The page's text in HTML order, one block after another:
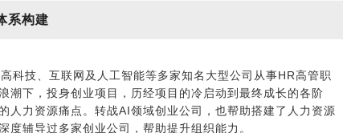
系构建
科技、互联网及人工智能等多家知名大型公司从事HR高管职
潮下，投身创业项目，历经项目的冷启动到最终成长的各阶
人力资源痛点。转战AI领域创业公司，也帮助搭建了人力资源
度辅导过多家创业公司，帮助提升组织能力。